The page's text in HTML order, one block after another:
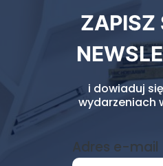
biblioteki
ZAPISZ
i dowiaduj
wydarzeniach
Adres e-mail